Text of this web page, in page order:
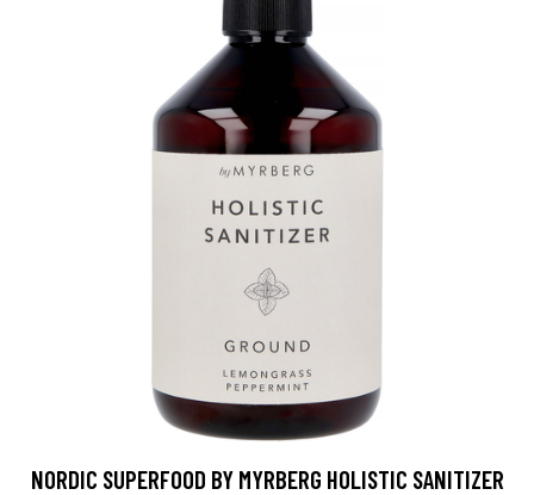
NORDIC SUPERFOOD BY MYRBERG HOLISTIC SANITIZER